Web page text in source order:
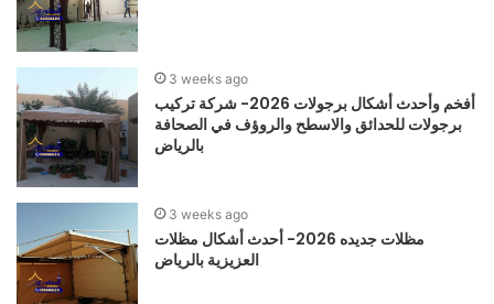
3 weeks ago
أفخم وأحدث أشكال برجولات 2026- شركة تركيب
برجولات للحدائق والاسطح والروؤف في الصحافة
بالرياض
3 weeks ago
مظلات جديده 2026- أحدث أشكال مظلات
العزيزية بالرياض